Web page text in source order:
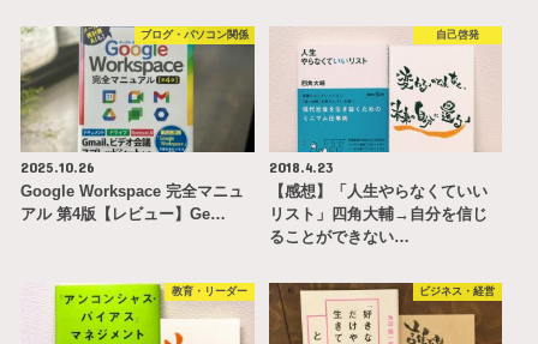
ブログ・パソコン関係
2025.10.26
Google Workspace 完全マニュ
アル 第4版【レビュー】Ge…
自己啓発
2018.4.23
【感想】「人生やらなくていい
リスト」四角大輔→自分を信じ
ることができない…
教育・リーダー ビジネス・経営